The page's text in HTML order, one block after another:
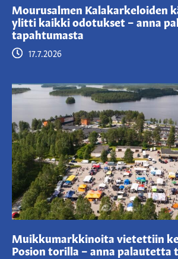
17.7.2026
Mourusalmen Kalakarkeloiden
ylitti kaikki odotukset – anna
tapahtumasta
Muikkumarkkinoita vietettiin
Posion torilla – anna palautetta